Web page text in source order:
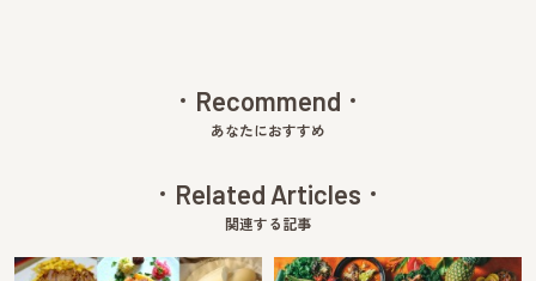
Recommend
あなたにおすすめ
Related Articles
関連する記事